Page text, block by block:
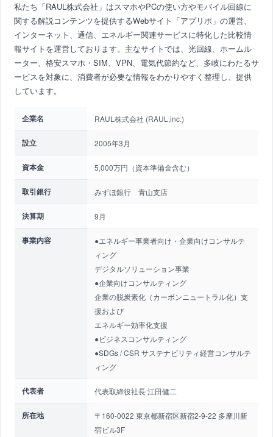
私たち「RAUL株式会社」はスマホやPCの使い方やモバイル回線に
関する解説コンテンツを提供するWebサイト「アプリポ」の運営、
インターネット、通信、エネルギー関連サービスに特化した比較情
報サイトを運営しております。主なサイトでは、光回線、ホームル
ーター、格安スマホ・SIM、VPN、電気代節約など、多岐にわたるサ
ービスを対象に、消費者が必要な情報をわかりやすく整理し、提供
しています。
企業名 RAUL株式会社 (RAUL,inc.)
設立 2005年3月
資本金 5,000万円（資本準備金含む）
取引銀行 みずほ銀行 青山支店
決算期 9月
事業内容
●エネルギー事業者向け・企業向けコンサルテ
ィング
デジタルソリューション事業
●企業向けコンサルティング
企業の脱炭素化（カーボンニュートラル化）支
援および
エネルギー効率化支援
●ビジネスコンサルティング
●SDGs / CSR サステナビリティ経営コンサルテ
ィング
代表者 代表取締役社長 江田健二
所在地
〒160-0022 東京都新宿区新宿2-9-22 多摩川新
宿ビル3F